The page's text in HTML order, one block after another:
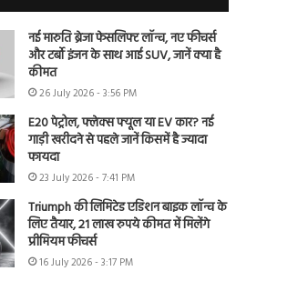
नई मारुति ब्रेजा फेसलिफ्ट लॉन्च, नए फीचर्स
और टर्बो इंजन के साथ आई SUV, जानें क्या है
कीमत
26 July 2026 - 3:56 PM
E20 पेट्रोल, फ्लेक्स फ्यूल या EV कार? नई
गाड़ी खरीदने से पहले जानें किसमें है ज्यादा
फायदा
23 July 2026 - 7:41 PM
Triumph की लिमिटेड एडिशन बाइक लॉन्च के
लिए तैयार, 21 लाख रुपये कीमत में मिलेंगे
प्रीमियम फीचर्स
16 July 2026 - 3:17 PM